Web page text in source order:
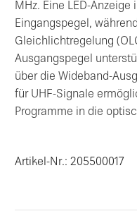
MHz. Eine LED-
Eingangspegel,
Gleichlichtregelung
Ausgangspegel
über die Wideband-
für UHF-Signale
Programme in die
Artikel-Nr.: 205500017